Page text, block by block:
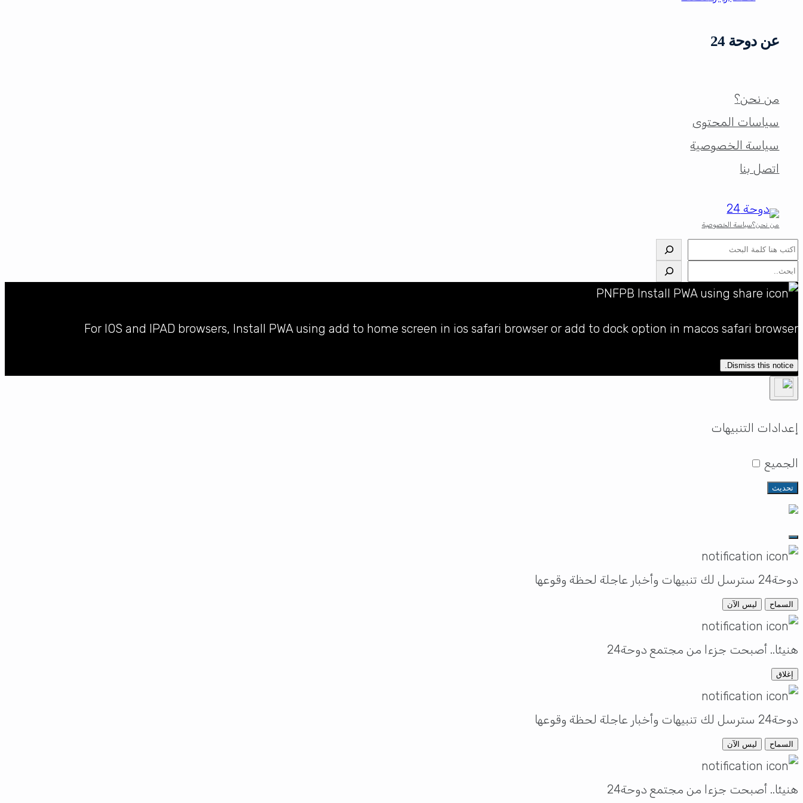
عن دوحة 24
من نحن؟
سياسات المحتوى
سياسة الخصوصية
اتصل بنا
من نحن؟سياسة الخصوصية
البحث
البحث
For IOS and IPAD browsers, Install PWA using add to home screen in ios safari browser or add to dock option in macos safari browser
Dismiss this notice.
إعدادات التنبيهات
الجميع
تحديث
دوحة24 سترسل لك تنبيهات وأخبار عاجلة لحظة وقوعها
السماح ليس الآن
هنيئا.. أصبحت جزءا من مجتمع دوحة24
إغلاق
دوحة24 سترسل لك تنبيهات وأخبار عاجلة لحظة وقوعها
السماح ليس الآن
هنيئا.. أصبحت جزءا من مجتمع دوحة24